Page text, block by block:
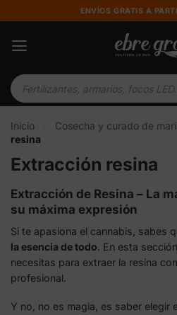
al
contenido
ENVÍOS GRATIS A
Búsqueda
de
productos
Inicio Cosecha y curado de
resina
Extracción resina
Extracción de Resina – La
su máxima expresión
Si te apasiona el cannabis, sabes
la esencia de todo. En esta
necesitas para extraer la resina
profesional.
Y no, no es magia, es saber elegir